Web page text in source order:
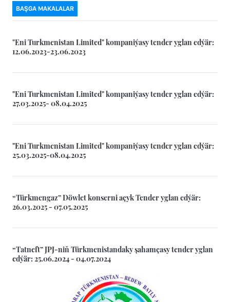
BAŞGA MAKALALAR
"Eni Turkmenistan Limited" kompaniýasy tender yglan edýär:
12.06.2023-23.06.2023
"Eni Turkmenistan Limited" kompaniýasy tender yglan edýär:
27.03.2025- 08.04.2025
"Eni Turkmenistan Limited" kompaniýasy tender yglan edýär:
25.03.2025-08.04.2025
“Türkmengaz” Döwlet konserni açyk Tender yglan edýär:
26.03.2025 - 07.05.2025
“Tatneft” JPJ-niň Türkmenistandaky şahamçasy tender yglan
edýär: 25.06.2024 - 04.07.2024